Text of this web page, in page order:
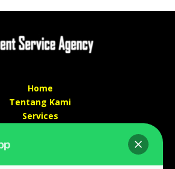
Home
Tentang Kami
Services